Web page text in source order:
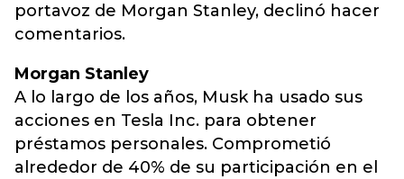
portavoz de Morgan Stanley, declinó hacer
comentarios.
Morgan Stanley
A lo largo de los años, Musk ha usado sus
acciones en Tesla Inc. para obtener
préstamos personales. Comprometió
alrededor de 40% de su participación en el